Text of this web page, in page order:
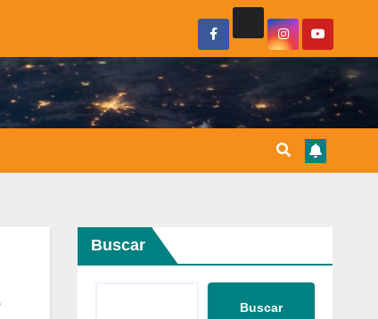
Buscar
Buscar